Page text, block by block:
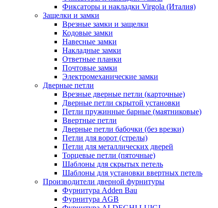
Фиксаторы и накладки Virgola (Италия)
Защелки и замки
Врезные замки и защелки
Кодовые замки
Навесные замки
Накладные замки
Ответные планки
Почтовые замки
Электромеханические замки
Дверные петли
Врезные дверные петли (карточные)
Дверные петли скрытой установки
Петли пружинные барные (маятниковые)
Ввертные петли
Дверные петли бабочки (без врезки)
Петли для ворот (стрелы)
Петли для металлических дверей
Торцевые петли (пяточные)
Шаблоны для скрытых петель
Шаблоны для установки ввертных петель
Производители дверной фурнитуры
Фурнитура Adden Bau
Фурнитура AGB